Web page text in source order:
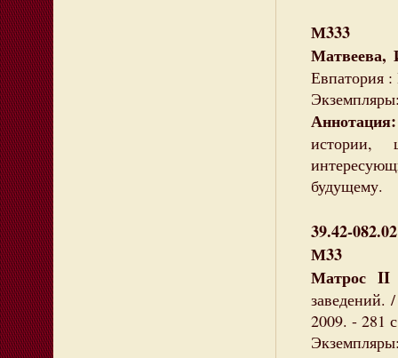
М333
Матвеева,
Евпатория
Аннотация:
истории,
будущему.
39.42-082.02
М33
Матрос II
2009. - 281